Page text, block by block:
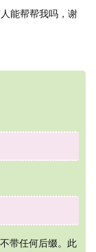
能帮帮我吗，谢
不带任何后缀。此